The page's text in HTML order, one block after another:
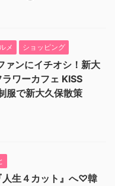
メ ショッピング
ンにイチオシ！新大
ワーカフェ KISS
服で新大久保散策
人生４カット』へ♡韓